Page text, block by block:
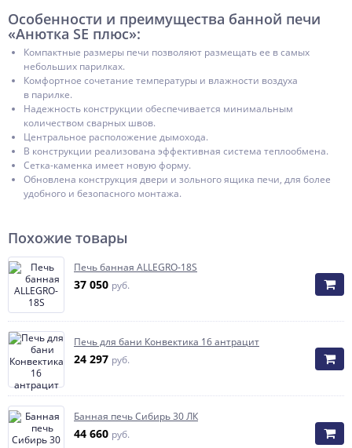
Особенности и преимущества банной печи
«Анютка SE плюс»:
Компактные размеры печи позволяют размещать ее в самых
небольших парилках.
Комфортное сочетание температуры и влажности воздуха
в парилке.
Надежность конструкции обеспечивается минимальным
количеством сварных швов.
Центральное расположение дымохода.
В конструкции реализована эффективная система теплообмена.
Сетка-каменка имеет новую форму.
Обновлена конструкция двери и зольного ящика печи, для более
удобного и безопасного монтажа.
Похожие товары
Печь банная ALLEGRO-18S
37 050 руб.
Печь для бани Конвектика 16 антрацит
24 297 руб.
Банная печь Сибирь 30 ЛК
44 660 руб.